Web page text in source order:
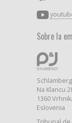
Sobre la
Na Klancu
1360
Eslovenia